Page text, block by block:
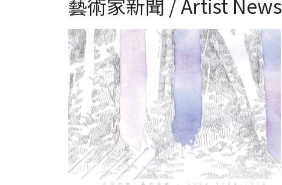
日本東京銀座檜畫廊e《坪田菜穂子展》〈繞道之外，森林之
前〉